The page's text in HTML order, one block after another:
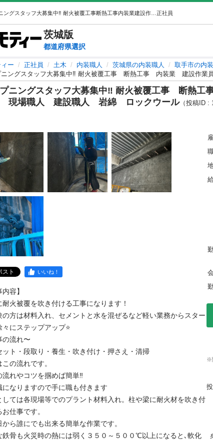
正社員
茨城版
都道府県選択
ー 正社員 土木 内装職人 茨城県の内装職人
取手市の内
ニングスタッフ大募集中‼︎ 耐火被覆工事 断熱工事 内装業 建設作
ニングスタッフ大募集中‼︎ 耐火被覆工事 断熱
現場職人 建設職人 岩綿 ロックウール（投稿ID :
スト いいね！
内容】
耐火被覆を吹き付ける工事になります！
の方は材料入れ、セメントと水を混ぜるなど軽い業務からスター
々にステップアップ⭐️
の流れ〜
ット・段取り・養生・吹き付け・押さえ・清掃
この流れです。
流れやコツを掴めば簡単‼︎
になりますので手に職も付きます
しては各現場等でのプラント材料入れ。柱や梁に耐火材を吹き付
仕事です。
から誰にでも出来る簡単な作業です。
鉄骨も火災時の熱には弱く３５０～５００℃以上になると､軟化
※